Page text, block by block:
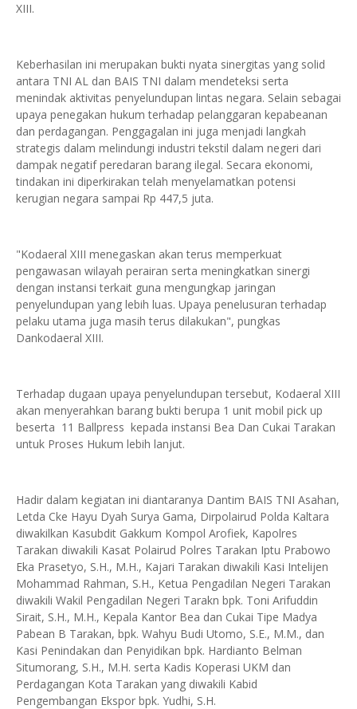
XIII.
Keberhasilan ini merupakan bukti nyata sinergitas yang solid
antara TNI AL dan BAIS TNI dalam mendeteksi serta
menindak aktivitas penyelundupan lintas negara. Selain sebagai
upaya penegakan hukum terhadap pelanggaran kepabeanan
dan perdagangan. Penggagalan ini juga menjadi langkah
strategis dalam melindungi industri tekstil dalam negeri dari
dampak negatif peredaran barang ilegal. Secara ekonomi,
tindakan ini diperkirakan telah menyelamatkan potensi
kerugian negara sampai Rp 447,5 juta.
"Kodaeral XIII menegaskan akan terus memperkuat
pengawasan wilayah perairan serta meningkatkan sinergi
dengan instansi terkait guna mengungkap jaringan
penyelundupan yang lebih luas. Upaya penelusuran terhadap
pelaku utama juga masih terus dilakukan", pungkas
Dankodaeral XIII.
Terhadap dugaan upaya penyelundupan tersebut, Kodaeral XIII
akan menyerahkan barang bukti berupa 1 unit mobil pick up
beserta 11 Ballpress kepada instansi Bea Dan Cukai Tarakan
untuk Proses Hukum lebih lanjut.
Hadir dalam kegiatan ini diantaranya Dantim BAIS TNI Asahan,
Letda Cke Hayu Dyah Surya Gama, Dirpolairud Polda Kaltara
diwakilkan Kasubdit Gakkum Kompol Arofiek, Kapolres
Tarakan diwakili Kasat Polairud Polres Tarakan Iptu Prabowo
Eka Prasetyo, S.H., M.H., Kajari Tarakan diwakili Kasi Intelijen
Mohammad Rahman, S.H., Ketua Pengadilan Negeri Tarakan
diwakili Wakil Pengadilan Negeri Tarakn bpk. Toni Arifuddin
Sirait, S.H., M.H., Kepala Kantor Bea dan Cukai Tipe Madya
Pabean B Tarakan, bpk. Wahyu Budi Utomo, S.E., M.M., dan
Kasi Penindakan dan Penyidikan bpk. Hardianto Belman
Situmorang, S.H., M.H. serta Kadis Koperasi UKM dan
Perdagangan Kota Tarakan yang diwakili Kabid
Pengembangan Ekspor bpk. Yudhi, S.H.